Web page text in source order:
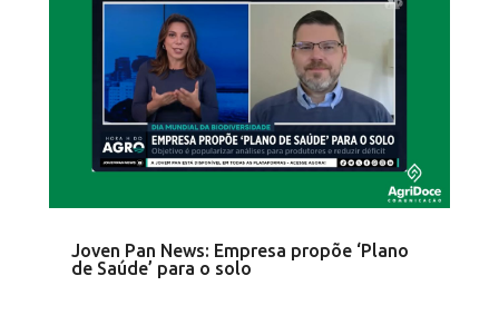
Joven Pan News: Empresa propõe ‘Plano
de Saúde’ para o solo